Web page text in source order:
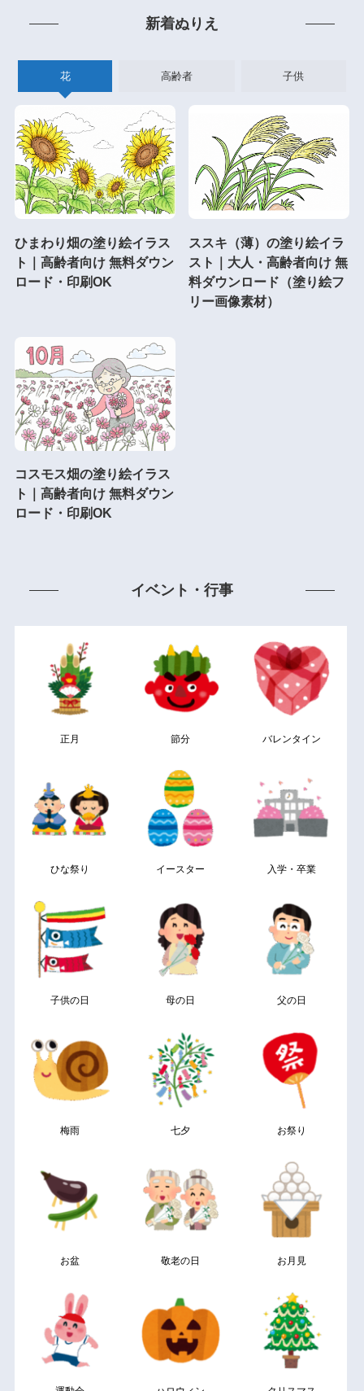
新着ぬりえ
花 高齢者 子供
ひまわり畑の塗り絵イラス
ト｜高齢者向け 無料ダウン
ロード・印刷OK
ススキ（薄）の塗り絵イラ
スト｜大人・高齢者向け 無
料ダウンロード（塗り絵フ
リー画像素材）
コスモス畑の塗り絵イラス
ト｜高齢者向け 無料ダウン
ロード・印刷OK
イベント・行事
正月 節分 バレンタイン
ひな祭り イースター 入学・卒業
子供の日 母の日 父の日
梅雨 七夕 お祭り
お盆 敬老の日 お月見